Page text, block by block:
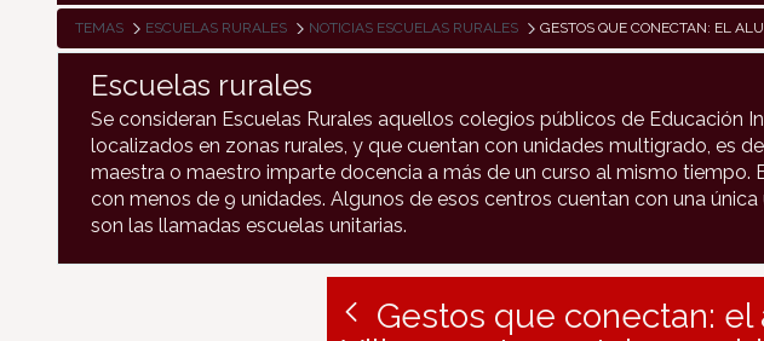
TEMAS ESCUELAS RURALES NOTICIAS ESCUELAS RURALES GESTOS QUE CONECTAN: EL ALUMNADO DE LA ESCUELA DE URROZ VILLA REPARTE POSTALES
Escuelas rurales
Se consideran Escuelas Rurales aquellos colegios públicos de Educación
localizados en zonas rurales, y que cuentan con unidades multigrado, es
maestra o maestro imparte docencia a más de un curso al mismo tiempo.
con menos de 9 unidades. Algunos de esos centros cuentan con una
son las llamadas escuelas unitarias.
Gestos que conectan: